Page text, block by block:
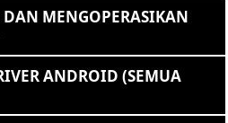
MENGOPERASIKAN
ANDROID (SEMUA